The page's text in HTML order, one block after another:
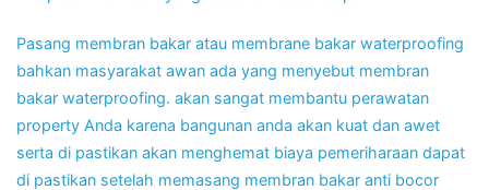
Pasang membran bakar atau membrane bakar waterproofing
bahkan masyarakat awan ada yang menyebut membran
bakar waterproofing. akan sangat membantu perawatan
property Anda karena bangunan anda akan kuat dan awet
serta di pastikan akan menghemat biaya pemeriharaan dapat
di pastikan setelah memasang membran bakar anti bocor